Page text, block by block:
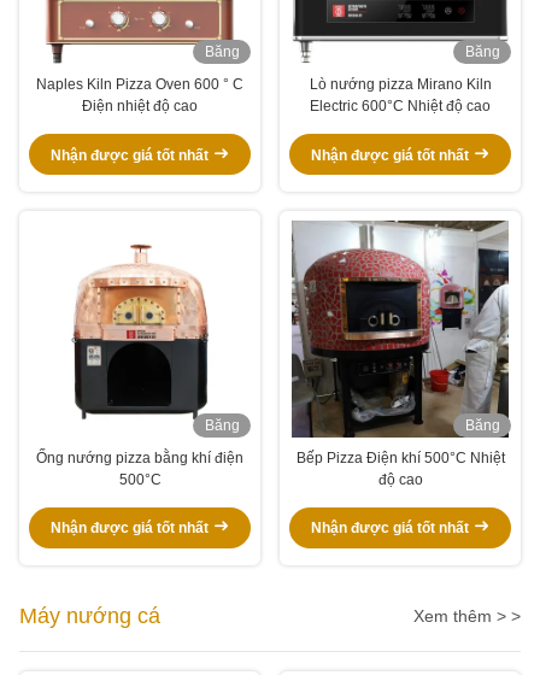
Băng
hình
Naples Kiln Pizza Oven 600 ° C
Điện nhiệt độ cao
Nhận được giá tốt nhất
Băng
hình
Lò nướng pizza Mirano Kiln
Electric 600°C Nhiệt độ cao
Nhận được giá tốt nhất
Băng
hình
Ống nướng pizza bằng khí điện
500°C
Nhận được giá tốt nhất
Băng
hình
Bếp Pizza Điện khí 500°C Nhiệt
độ cao
Nhận được giá tốt nhất
Máy nướng cá Xem thêm > >